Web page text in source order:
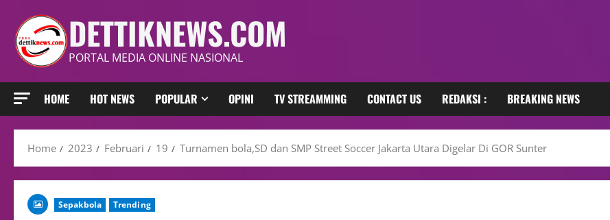
DETTIKNEWS.COM
PORTAL MEDIA ONLINE NASIONAL
HOME HOT NEWS POPULAR OPINI TV STREAMMING CONTACT US REDAKSI : BREAKING NEWS
Home 2023 Februari 19 Turnamen bola,SD dan SMP Street Soccer Jakarta Utara Digelar Di GOR Sunter
Sepakbola Trending